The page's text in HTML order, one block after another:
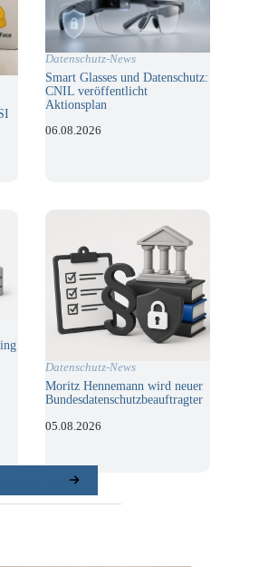
Datenschutz-News
Smart Glasses und Datenschutz:
CNIL veröffentlicht
Aktionsplan
06.08.2026
Datenschutz-News
Moritz Hennemann wird neuer
Bundesdatenschutzbeauftragter
05.08.2026